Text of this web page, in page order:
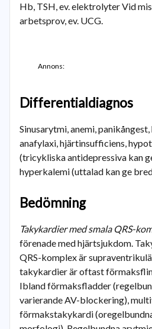
Hb, TSH, ev. elektrolyter Vid
arbetsprov, ev. UCG.
Annons:
Differentialdiagnos
Sinusarytmi, anemi,
anafylaxi, hjärtinsufficiens,
(tricykliska antidepressiva kan
hyperkalemi (uttalad kan ge
Bedömning
Takykardier med smala QRS-
förenade med hjärtsjukdom.
QRS-komplex är
takykardier är oftast
Ibland förmaksfladder
varierande AV-blockering),
förmakstakykardi